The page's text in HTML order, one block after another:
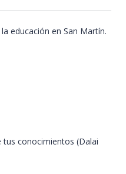
educación en San Martín.
conocimientos (Dalai